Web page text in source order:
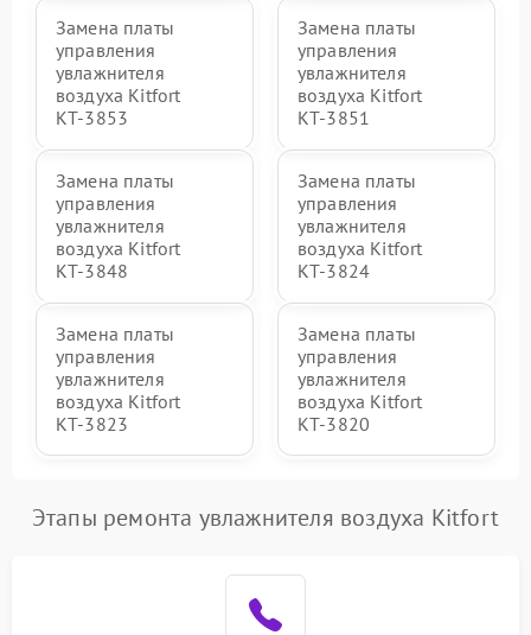
Замена платы
управления
увлажнителя
воздуха Kitfort
КТ-3853
Замена платы
управления
увлажнителя
воздуха Kitfort
КТ-3851
Замена платы
управления
увлажнителя
воздуха Kitfort
КТ-3848
Замена платы
управления
увлажнителя
воздуха Kitfort
КТ-3824
Замена платы
управления
увлажнителя
воздуха Kitfort
КТ-3823
Замена платы
управления
увлажнителя
воздуха Kitfort
КТ-3820
Этапы ремонта увлажнителя воздуха Kitfort